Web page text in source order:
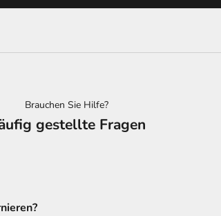
Brauchen Sie Hilfe?
gestellte Fragen